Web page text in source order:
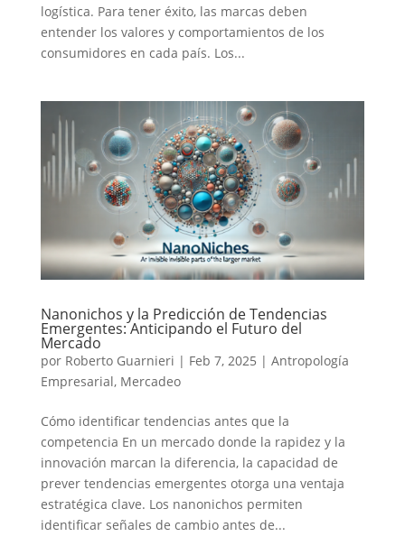
logística. Para tener éxito, las marcas deben
entender los valores y comportamientos de los
consumidores en cada país. Los...
Nanonichos y la Predicción de Tendencias
Emergentes: Anticipando el Futuro del
Mercado
por Roberto Guarnieri | Feb 7, 2025 | Antropología
Empresarial, Mercadeo
Cómo identificar tendencias antes que la
competencia En un mercado donde la rapidez y la
innovación marcan la diferencia, la capacidad de
prever tendencias emergentes otorga una ventaja
estratégica clave. Los nanonichos permiten
identificar señales de cambio antes de...